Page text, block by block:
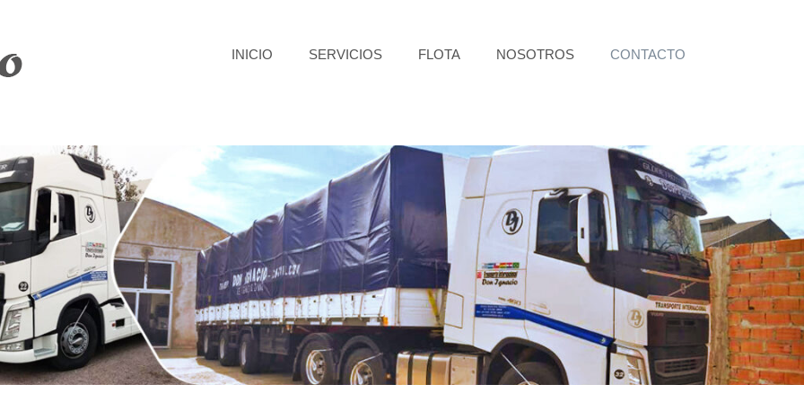
INICIO SERVICIOS FLOTA NOSOTROS CONTACTO